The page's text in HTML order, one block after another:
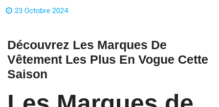
23 Octobre 2024
Découvrez Les Marques De
Vêtement Les Plus En Vogue Cette
Saison